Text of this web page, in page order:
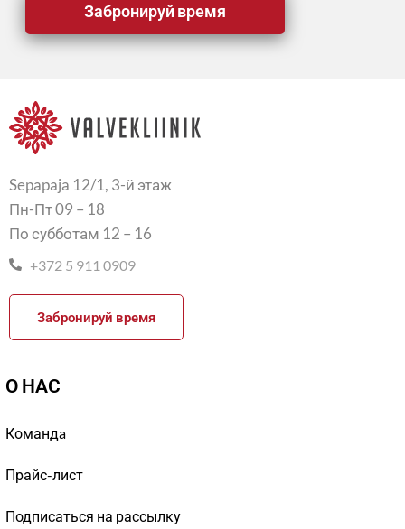
Забронируй время
Sepapaja 12/1, 3-й этаж
Пн-Пт 09 – 18
По субботам 12 – 16
+372 5 911 0909
Забронируй время
О НАС
Командa
Прайс-лист
Подписаться на рассылку